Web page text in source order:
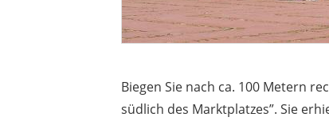
Biegen Sie nach ca. 100 Metern
südlich des Marktplatzes”. Sie